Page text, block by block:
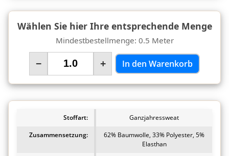
Wählen Sie hier Ihre entsprechende Menge
Mindestbestellmenge: 0.5 Meter
− + In den Warenkorb
Stoffart:
Ganzjahressweat
Zusammensetzung:
62% Baumwolle, 33% Polyester, 5%
Elasthan